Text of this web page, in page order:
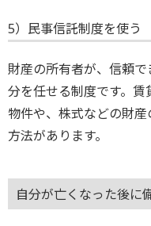
5）民事信託制度を使う
財産の所有者が、信頼
分を任せる制度です。
物件や、株式などの財
方法があります。
自分が亡くなった後に